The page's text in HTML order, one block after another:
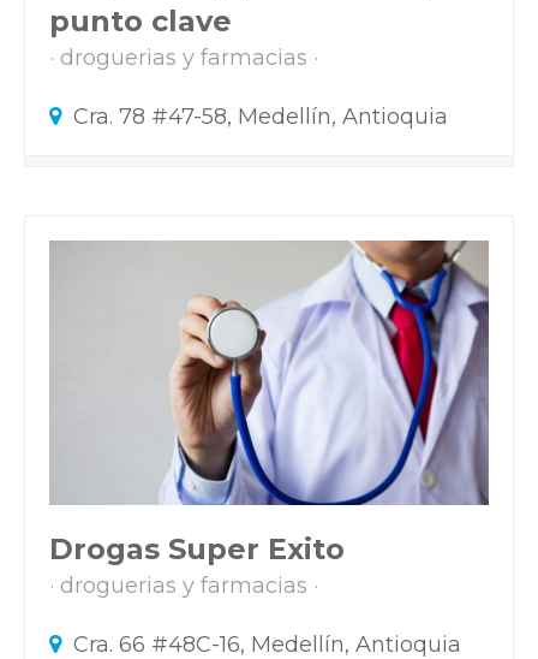
punto clave
droguerias y farmacias
Cra. 78 #47-58, Medellín, Antioquia
Drogas Super Exito
droguerias y farmacias
Cra. 66 #48C-16, Medellín, Antioquia